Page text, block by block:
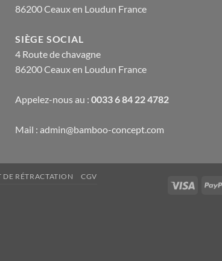
86200 Ceaux en Loudun France
SIÈGE SOCIAL
4 Route de chavagne
86200 Ceaux en Loudun France
Appelez-nous au : 0033 6 84 22 4782
Mail : admin@bamboo-concept.com
Visa
DE RÉTRACTATION CGV